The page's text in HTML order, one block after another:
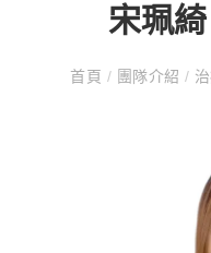
宋珮
首頁 / 團隊介紹 /